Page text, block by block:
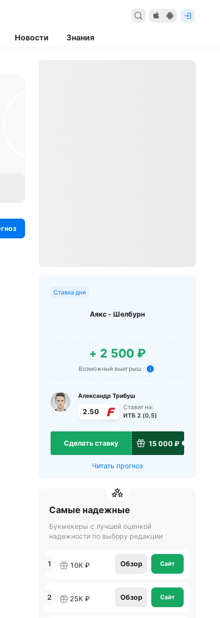
Новости Знания
Ставка дня
Аякс - Шелбурн
+ 2 500 ₽
Возможный выигрыш
Александр Трибуш
2.50
Ставит на:
ИТБ 2 (0,5)
Сделать ставку 15 000 ₽
Читать прогноз
Самые надежные
Букмекеры с лучшей оценкой
надежности по выбору редакции
1 10К ₽ Обзор Сайт
2 25К ₽ Обзор Сайт